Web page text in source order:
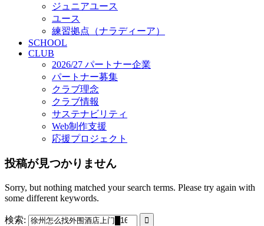
ジュニアユース
ユース
練習拠点（ナラディーア）
SCHOOL
CLUB
2026/27 パートナー企業
パートナー募集
クラブ理念
クラブ情報
サステナビリティ
Web制作支援
応援プロジェクト
投稿が見つかりません
Sorry, but nothing matched your search terms. Please try again with
some different keywords.
検索: